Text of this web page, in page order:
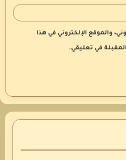
والموقع الإلكتروني في هذا
في تعليقي.